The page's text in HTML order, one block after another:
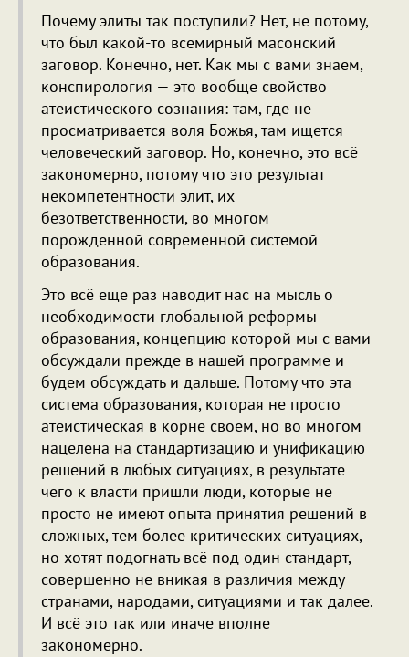
Почему элиты так поступили? Нет, не потому,
что был какой-то всемирный масонский
заговор. Конечно, нет. Как мы с вами знаем,
конспирология — это вообще свойство
атеистического сознания: там, где не
просматривается воля Божья, там ищется
человеческий заговор. Но, конечно, это всё
закономерно, потому что это результат
некомпетентности элит, их
безответственности, во многом
порожденной современной системой
образования.
Это всё еще раз наводит нас на мысль о
необходимости глобальной реформы
образования, концепцию которой мы с вами
обсуждали прежде в нашей программе и
будем обсуждать и дальше. Потому что эта
система образования, которая не просто
атеистическая в корне своем, но во многом
нацелена на стандартизацию и унификацию
решений в любых ситуациях, в результате
чего к власти пришли люди, которые не
просто не имеют опыта принятия решений в
сложных, тем более критических ситуациях,
но хотят подогнать всё под один стандарт,
совершенно не вникая в различия между
странами, народами, ситуациями и так далее.
И всё это так или иначе вполне
закономерно.